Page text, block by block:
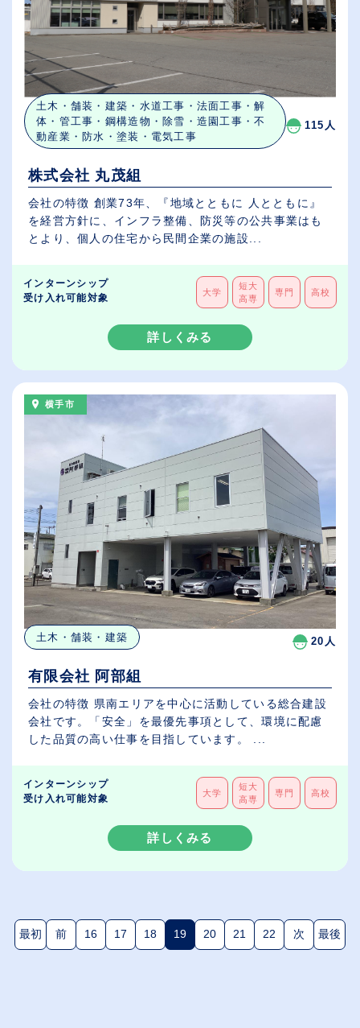
土木・舗装・建築・水道工事・法面工事・解
体・管工事・鋼構造物・除雪・造園工事・不
動産業・防水・塗装・電気工事
115人
株式会社 丸茂組
会社の特徴 創業73年、『地域とともに 人とともに』
を経営方針に、インフラ整備、防災等の公共事業はも
とより、個人の住宅から民間企業の施設...
インターンシップ
受け入れ可能対象
大学
短大
高専
専門 高校
詳しくみる
横手市
土木・舗装・建築 20人
有限会社 阿部組
会社の特徴 県南エリアを中心に活動している総合建設
会社です。「安全」を最優先事項として、環境に配慮
した品質の高い仕事を目指しています。 ...
インターンシップ
受け入れ可能対象
大学
短大
高専
専門 高校
詳しくみる
最初 前 16 17 18 19(現在のページ)
20 21 22 次 最後